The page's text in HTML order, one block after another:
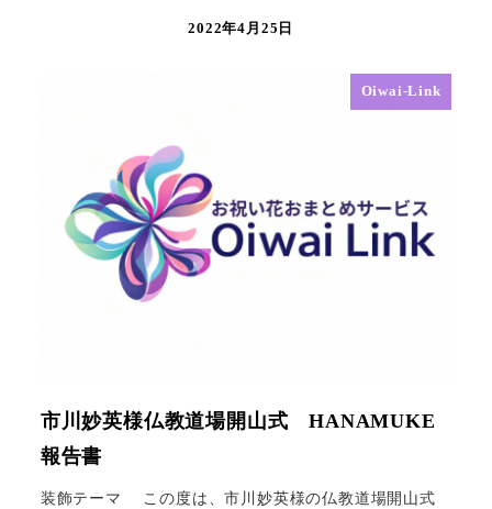
2022年4月25日
Oiwai-Link
市川妙英様仏教道場開山式 HANAMUKE
報告書
装飾テーマ この度は、市川妙英様の仏教道場開山式